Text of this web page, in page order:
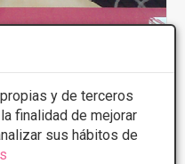
y de terceros
finalidad de mejorar
sus hábitos de
VER MAPA